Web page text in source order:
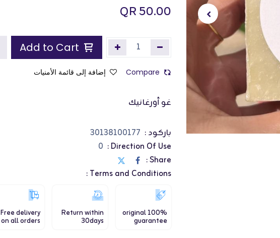
50.00
Compare إضافة إلى قائمة الأمنيات
غو أورغانيك
باركود : 30138100177
Direction Of Use :
0
Share :
Terms and Conditions :
100% original
guarantee
Return within
30days
Free delivery
on all orders